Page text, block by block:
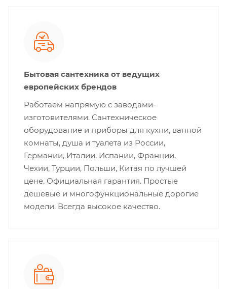
Бытовая сантехника от ведущих
европейских брендов
Работаем напрямую с заводами-
изготовителями. Сантехническое
оборудование и приборы для кухни, ванной
комнаты, душа и туалета из России,
Германии, Италии, Испании, Франции,
Чехии, Турции, Польши, Китая по лучшей
цене. Официальная гарантия. Простые
дешевые и многофункциональные дорогие
модели. Всегда высокое качество.